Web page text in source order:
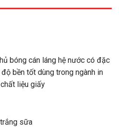
bóng cán láng hệ nước có đặc
bền tốt dùng trong ngành in
liệu giấy
sữa